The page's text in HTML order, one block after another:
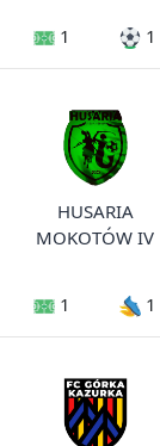
1 1
HUSARIA
MOKOTÓW IV
1 1